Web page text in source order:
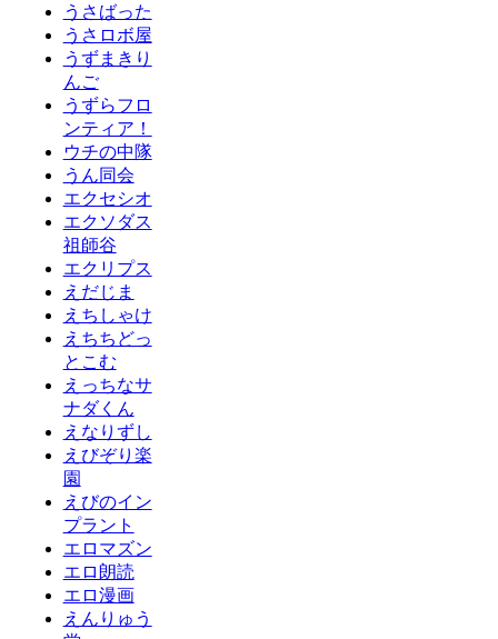
うさばった
うさロボ屋
うずまきり
んご
うずらフロ
ンティア！
ウチの中隊
うん同会
エクセシオ
エクソダス
祖師谷
エクリプス
えだじま
えちしゃけ
えちちどっ
とこむ
えっちなサ
ナダくん
えなりずし
えびぞり楽
園
えびのイン
プラント
エロマズン
エロ朗読
エロ漫画
えんりゅう